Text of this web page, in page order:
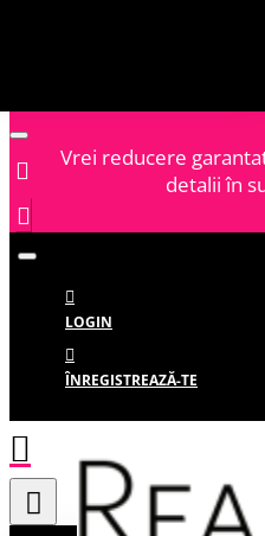
Vrei reducere
detalii în
LOGIN
ÎNREGISTREAZĂ-TE